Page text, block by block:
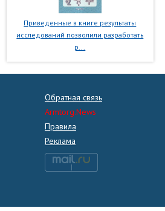
Приведенные в книге результаты
исследований позволили разработать
р...
Обратная связь
Armtorg.News
Правила
Реклама